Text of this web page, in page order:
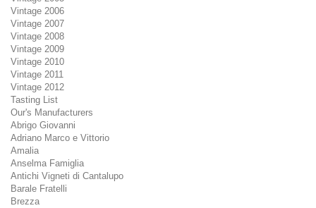
Vintage 2006
Vintage 2007
Vintage 2008
Vintage 2009
Vintage 2010
Vintage 2011
Vintage 2012
Tasting List
Our's Manufacturers
Abrigo Giovanni
Adriano Marco e Vittorio
Amalia
Anselma Famiglia
Antichi Vigneti di Cantalupo
Barale Fratelli
Brezza